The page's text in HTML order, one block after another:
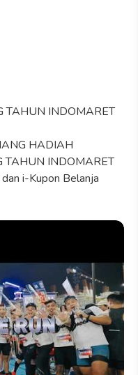
TAHUN INDOMARET
HADIAH
TAHUN INDOMARET
i-Kupon Belanja